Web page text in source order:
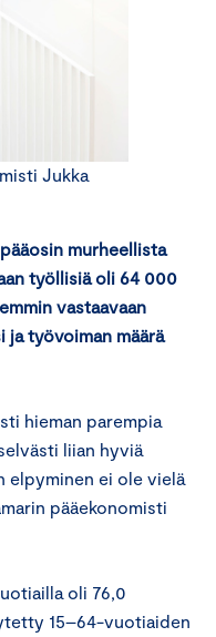
Jukka
murheellista
työllisiä oli 64 000
vastaavaan
ja työvoiman määrä
hieman parempia
liian hyviä
elpyminen ei ole vielä
pääekonomisti
oli 76,0
15–64-vuotiaiden